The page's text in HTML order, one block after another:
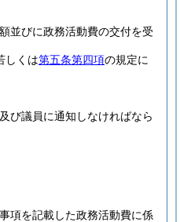
並びに政務活動費の交付を受
しくは第五条第四項の規定に
び議員に通知しなければなら
項を記載した政務活動費に係